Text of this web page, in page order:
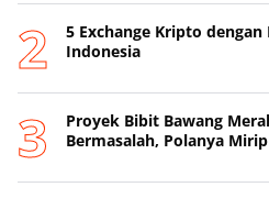
5 Exchange Kripto
Indonesia
Proyek Bibit Bawang
Bermasalah, Polanya